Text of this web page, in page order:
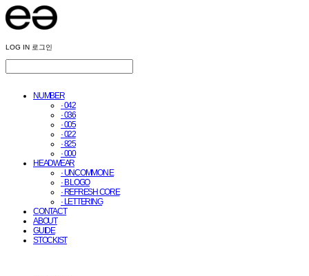
LOG IN 로그인
NUMBER
· 042
· 036
· 005
· 022
· 825
· 000
HEADWEAR
· UNCOMMON E
· B LOGO
· REFRESH CORE
· LETTERING
CONTACT
ABOUT
GUIDE
STOCKIST